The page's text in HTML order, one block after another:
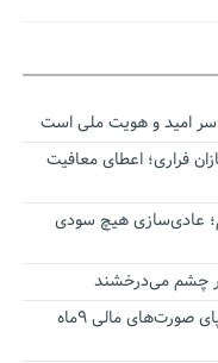
سر امید و هویت ملی است
فراری؛ اعطای معافیت
عادی‌سازی هیچ سودی
چشم می‌درخشند
اتفاق عجیب در استقلال؛ امضای شجاعی پای صورت‌های مالی ٩ماه